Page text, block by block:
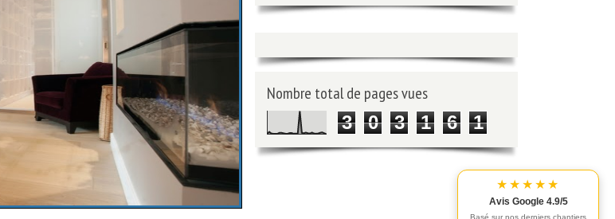
★★★★★
Avis Google 4.9/5
Basé sur nos derniers chantiers
Nombre total de pages vues
3 0 3 1 6 1